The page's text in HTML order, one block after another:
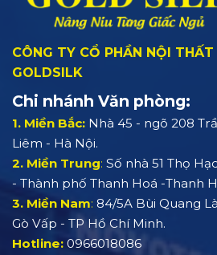
CÔNG TY CỔ PHẦN NỘI THẤT
GOLDSILK
Chi nhánh Văn phòng:
1. Miền Bắc: Nhà 45 - ngõ 208
Liêm - Hà Nội.
2. Miền Trung: Số nhà 51 Thọ
- Thành phố Thanh Hoá -Thanh
3. Miền Nam: 84/5A Bùi Quang
Gò Vấp - TP Hồ Chí Minh.
Hotline: 0966018086